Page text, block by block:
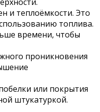
и теплоёмкости. Это
топлива.
времени, чтобы
проникновения
или покрытия
штукатуркой.